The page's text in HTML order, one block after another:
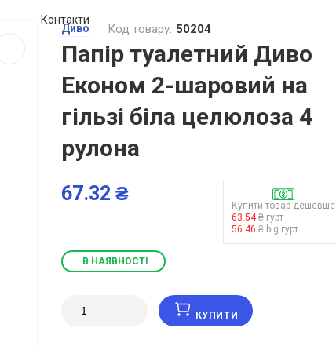
Контакти
Диво Код товару: 50204
Папір туалетний Диво
Економ 2-шаровий на
гільзі біла целюлоза 4
рулона
67.32 ₴
Купити товар дешевше
63.54₴ гурт
56.46 ₴ big гурт
В НАЯВНОСТІ
КУПИТИ